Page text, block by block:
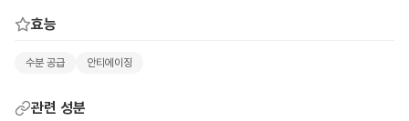
효능
수분 공급 안티에이징
관련 성분